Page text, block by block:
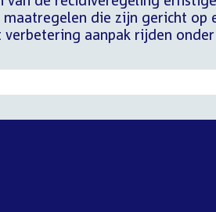
die zijn gericht op
aanpak rijden onder